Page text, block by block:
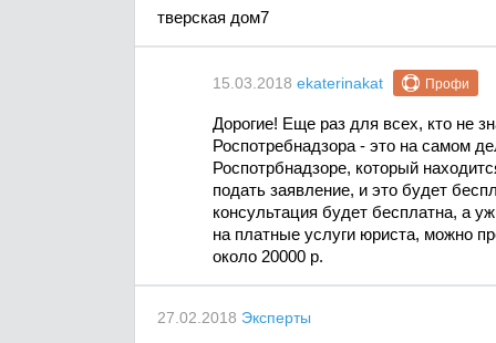
тверская дом7
15.03.2018 ekaterinakat Профи
Дорогие! Еще раз для всех, кто не
Роспотребнадзора - это на
Роспотрбнадзоре, который
подать заявление, и это будет
консультация будет бесплатна, а
на платные услуги юриста, можно
около 20000 р.
27.02.2018 Эксперты